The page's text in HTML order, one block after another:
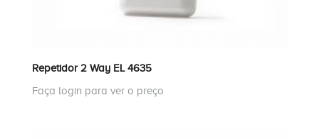
Repetidor 2 Way EL 4635
Faça login para ver o preço